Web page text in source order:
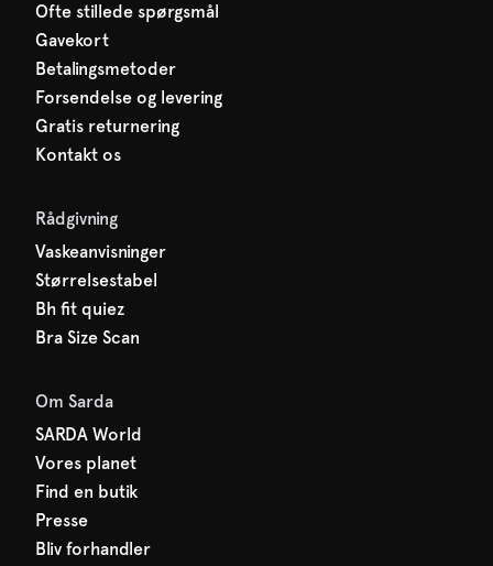
Ofte stillede spørgsmål
Gavekort
Betalingsmetoder
Forsendelse og levering
Gratis returnering
Kontakt os
Rådgivning
Vaskeanvisninger
Størrelsestabel
Bh fit quiez
Bra Size Scan
Om Sarda
SARDA World
Vores planet
Find en butik
Presse
Bliv forhandler